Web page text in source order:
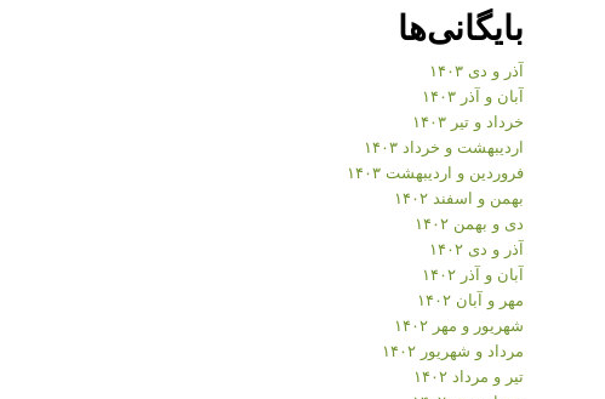
بایگانی‌ها
آذر و دی ۱۴۰۳
آبان و آذر ۱۴۰۳
خرداد و تیر ۱۴۰۳
اردیبهشت و خرداد ۱۴۰۳
فروردین و اردیبهشت ۱۴۰۳
بهمن و اسفند ۱۴۰۲
دی و بهمن ۱۴۰۲
آذر و دی ۱۴۰۲
آبان و آذر ۱۴۰۲
مهر و آبان ۱۴۰۲
شهریور و مهر ۱۴۰۲
مرداد و شهریور ۱۴۰۲
تیر و مرداد ۱۴۰۲